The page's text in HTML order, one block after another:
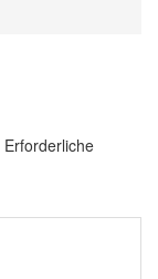
Erforderliche